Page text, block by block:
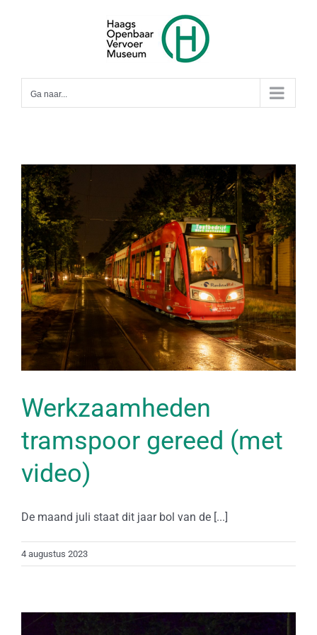
Ga naar...
Werkzaamheden
tramspoor gereed (met
video)
De maand juli staat dit jaar bol van de [...]
4 augustus 2023